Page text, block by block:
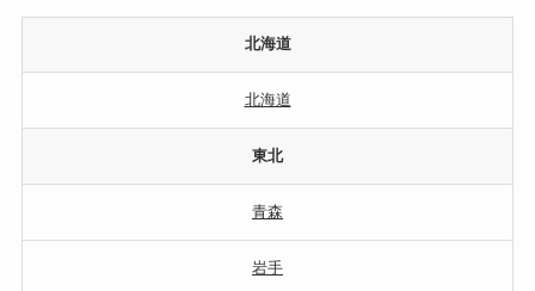
北海道
北海道
東北
青森
岩手